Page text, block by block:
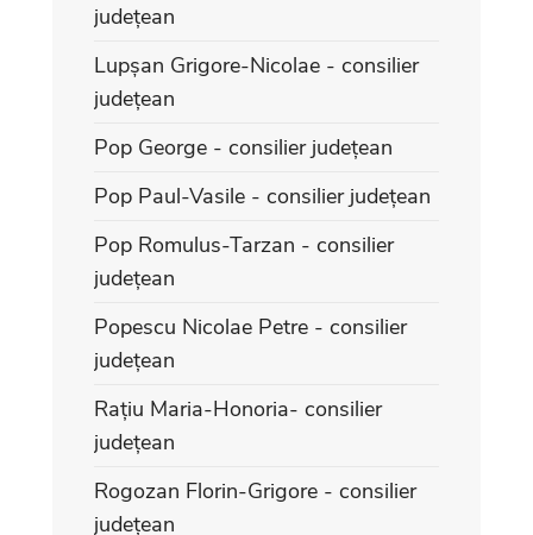
județean
Lupșan Grigore-Nicolae - consilier
județean
Pop George - consilier județean
Pop Paul-Vasile - consilier județean
Pop Romulus-Tarzan - consilier
județean
Popescu Nicolae Petre - consilier
județean
Rațiu Maria-Honoria- consilier
județean
Rogozan Florin-Grigore - consilier
județean